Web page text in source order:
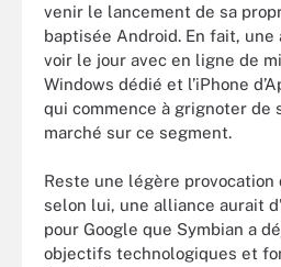
venir le lancement de sa
baptisée Android. En fait,
voir le jour avec en ligne de
Windows dédié et l’iPhone
qui commence à grignoter de
marché sur ce segment.
Reste une légère
selon lui, une alliance aurait
pour Google que Symbian a
objectifs technologiques et